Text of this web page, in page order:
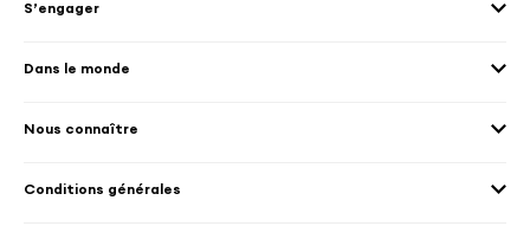
Mobilités croisées
Santé
Accueillir des volontaires
S’engager
Les différents dispositifs de volontariat
Dans le monde
Nous connaître
Les missions de France Volontaires
Conditions générales